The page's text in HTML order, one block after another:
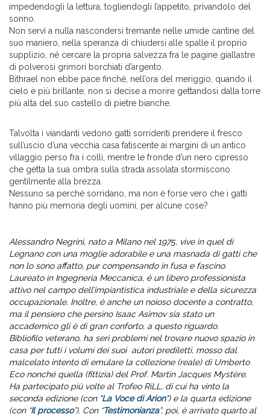
impedendogli la lettura, togliendogli l’appetito, privandolo del
sonno.
Non servì a nulla nascondersi tremante nelle umide cantine del
suo maniero, nella speranza di chiudersi alle spalle il proprio
supplizio, né cercare la propria salvezza fra le pagine giallastre
di polverosi grimori borchiati d’argento.
Bithrael non ebbe pace finché, nell’ora del meriggio, quando il
cielo è più brillante, non si decise a morire gettandosi dalla torre
più alta del suo castello di pietre bianche.
Talvolta i viandanti vedono gatti sorridenti prendere il fresco
sull’uscio d’una vecchia casa fatiscente ai margini di un antico
villaggio perso fra i colli, mentre le fronde d’un nero cipresso
che getta la sua ombra sulla strada assolata stormiscono
gentilmente alla brezza.
Nessuno sa perché sorridano, ma non è forse vero che i gatti
hanno più memoria degli uomini, per alcune cose?
Alessandro Negrini, nato a Milano nel 1975, vive in quel di
Legnano con una moglie adorabile e una masnada di gatti che
non lo sono affatto, pur compensando in fusa e fascino.
Laureato in Ingegneria Meccanica, è un libero professionista
attivo nel campo dell’impiantistica industriale e della sicurezza
occupazionale. Inoltre, è anche un noioso docente a contratto,
ma il pensiero che persino Isaac Asimov sia stato un
accademico gli è di gran conforto, a questo riguardo.
Bibliofilo veterano, ha seri problemi nel trovare nuovo spazio in
casa per tutti i volumi dei suoi autori prediletti, mosso dal
malcelato intento di emulare la collezione (reale) di Umberto
Eco nonché quella (fittizia) del Prof. Martin Jacques Mystère.
Ha partecipato più volte al Trofeo RiLL, di cui ha vinto la
seconda edizione (con "La Voce di Arion") e la quarta edizione
(con “Il processo”). Con “Testimonianza”, poi, è arrivato quarto al